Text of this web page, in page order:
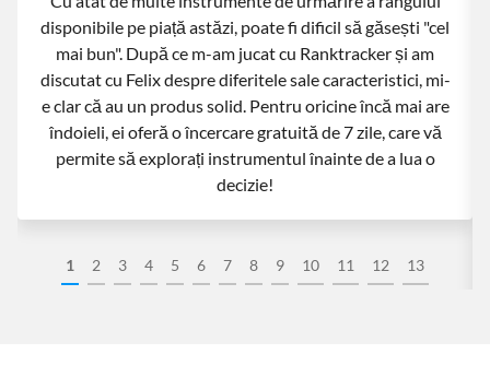
1 2 3 4 5 6 7 8 9 10 11 12 13
disponibile pe piață astăzi, poate fi dificil să găsești "cel
mai bun". După ce m-am jucat cu Ranktracker și am
discutat cu Felix despre diferitele sale caracteristici, mi-
e clar că au un produs solid. Pentru oricine încă mai are
îndoieli, ei oferă o încercare gratuită de 7 zile, care vă
permite să explorați instrumentul înainte de a lua o
decizie!